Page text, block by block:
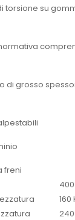
torsione su
di grosso
freni
160